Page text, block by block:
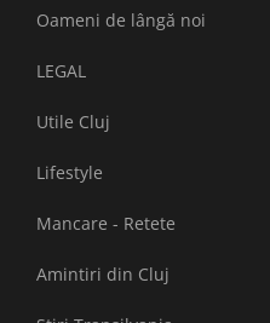
Oameni de lângă noi
LEGAL
Utile Cluj
Lifestyle
Mancare - Retete
Amintiri din Cluj